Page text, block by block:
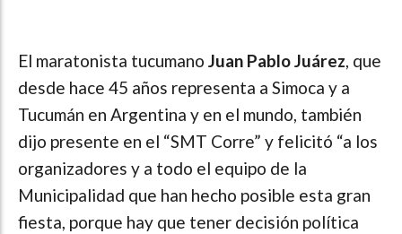
El maratonista tucumano Juan Pablo Juárez, que
desde hace 45 años representa a Simoca y a
Tucumán en Argentina y en el mundo, también
dijo presente en el “SMT Corre” y felicitó “a los
organizadores y a todo el equipo de la
Municipalidad que han hecho posible esta gran
fiesta, porque hay que tener decisión política